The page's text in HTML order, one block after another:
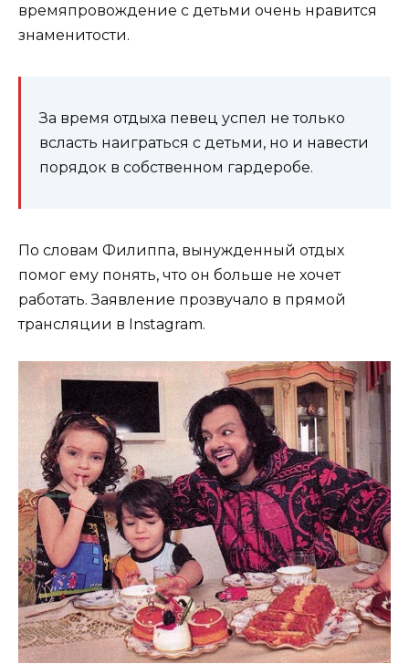
времяпровождение с детьми очень нравится
знаменитости.
За время отдыха певец успел не только
всласть наиграться с детьми, но и навести
порядок в собственном гардеробе.
По словам Филиппа, вынужденный отдых
помог ему понять, что он больше не хочет
работать. Заявление прозвучало в прямой
трансляции в Instagram.